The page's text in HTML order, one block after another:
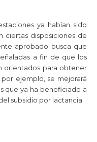
ya habían sido
ciertas disposiciones de
aprobado busca que
a fin de que los
orientados para obtener
ejemplo, se mejorará
que ya ha beneficiado a
subsidio por lactancia.